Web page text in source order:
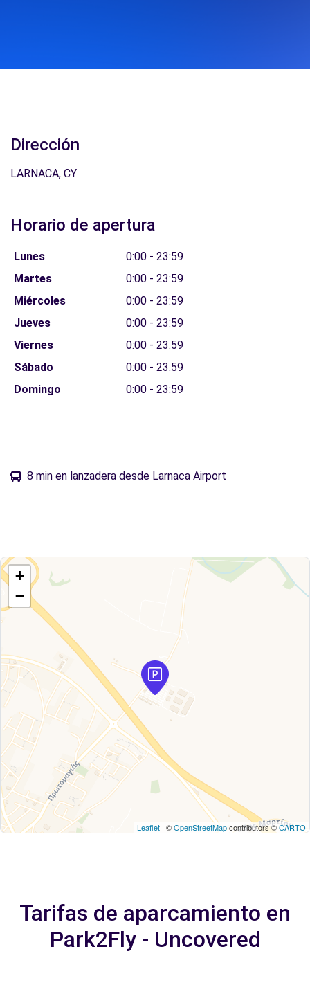
Dirección
LARNACA, CY
Horario de apertura
Lunes
0:00 - 23:59
Martes
0:00 - 23:59
Miércoles
0:00 - 23:59
Jueves
0:00 - 23:59
Viernes
0:00 - 23:59
Sábado
0:00 - 23:59
Domingo
0:00 - 23:59
8 min en lanzadera desde Larnaca Airport
+
−
Leaflet | ©OpenStreetMapcontributors ©CARTO
Tarifas de aparcamiento en
Park2Fly - Uncovered